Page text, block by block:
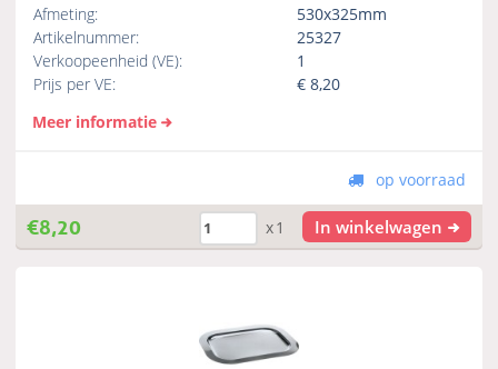
Afmeting:
530x325mm
Artikelnummer:
25327
Verkoopeenheid (VE):
1
Prijs per VE:
€8,20
Meer informatie
op voorraad
€8,20 x1 In winkelwagen